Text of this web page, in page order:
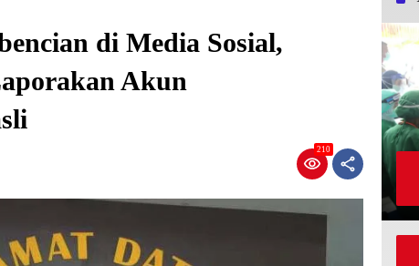
di Media Sosial,
Akun
210